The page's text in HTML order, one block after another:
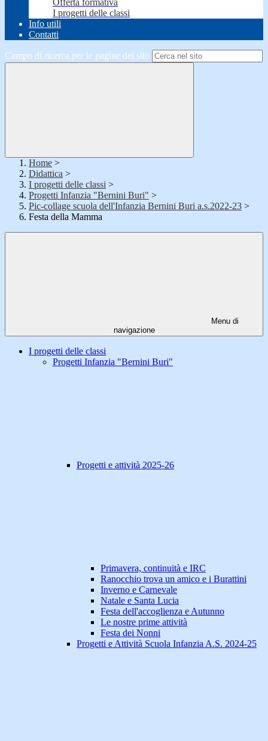
Offerta formativa
I progetti delle classi
Info utili
Contatti
Campo di ricerca per le pagine del sito
Home >
Didattica >
I progetti delle classi >
Progetti Infanzia "Bernini Buri" >
Pic-collage scuola dell'Infanzia Bernini Buri a.s.2022-23 >
Festa della Mamma
Menu di
navigazione
I progetti delle classi
Progetti Infanzia "Bernini Buri"
Progetti e attività 2025-26
Primavera, continuità e IRC
Ranocchio trova un amico e i Burattini
Inverno e Carnevale
Natale e Santa Lucia
Festa dell'accoglienza e Autunno
Le nostre prime attività
Festa dei Nonni
Progetti e Attività Scuola Infanzia A.S. 2024-25